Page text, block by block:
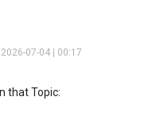
2026-07-04 | 00:17
that Topic: